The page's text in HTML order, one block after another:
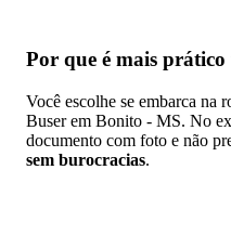
Por que é mais
Você escolhe se embarca na
Buser em Bonito - MS. No
documento com foto e não
sem burocracias.